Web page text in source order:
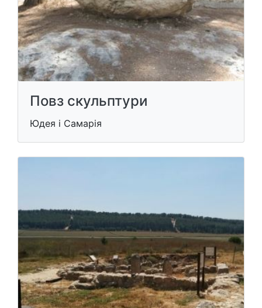
Повз скульптури
Юдея і Самарія